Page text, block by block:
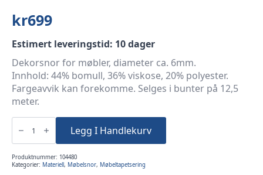
kr699
Estimert leveringstid: 10 dager
Dekorsnor for møbler, diameter ca. 6mm.
Innhold: 44% bomull, 36% viskose, 20% polyester.
Fargeavvik kan forekomme. Selges i bunter på 12,5
meter.
Møbelsnor
matt
12,5m
Legg I Handlekurv
Produktnummer: 104480
Kategorier: Materiell, Møbelsnor, Møbeltapetsering